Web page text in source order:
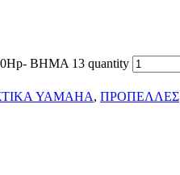
ΒΗΜΑ 13 quantity
YAMAHA, ΠΡΟΠΕΛΛΕΣ